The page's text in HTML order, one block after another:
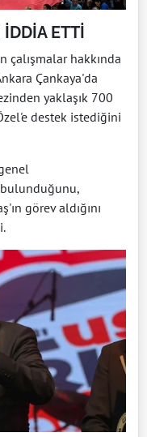
ETTİ
hakkında
Çankaya'da
yaklaşık 700
destek istediğini
bulunduğunu,
görev aldığını